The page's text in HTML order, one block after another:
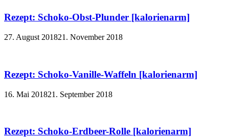
Rezept: Schoko-Obst-Plunder [kalorienarm]
27. August 201821. November 2018
Rezept: Schoko-Vanille-Waffeln [kalorienarm]
16. Mai 201821. September 2018
Rezept: Schoko-Erdbeer-Rolle [kalorienarm]